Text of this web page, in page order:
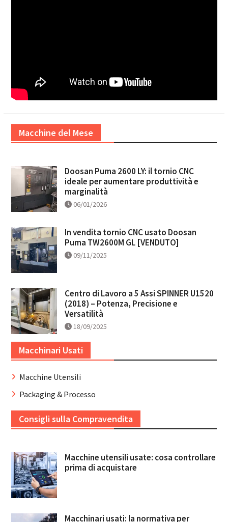
Macchine del Mese
Doosan Puma 2600 LY: il tornio CNC
ideale per aumentare produttività e
marginalità
06/01/2026
In vendita tornio CNC usato Doosan
Puma TW2600M GL [VENDUTO]
09/11/2025
Centro di Lavoro a 5 Assi SPINNER U1520
(2018) – Potenza, Precisione e
Versatilità
18/09/2025
Macchinari Usati
Macchine Utensili
Packaging & Processo
Consigli sulla Compravendita
Macchine utensili usate: cosa controllare
prima di acquistare
Macchinari usati: la normativa per